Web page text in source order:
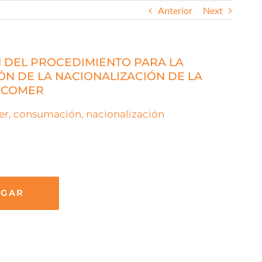
Anterior Next
DEL PROCEDIMIENTO PARA LA
DE LA NACIONALIZACIÓN DE LA
consumación, nacionalización